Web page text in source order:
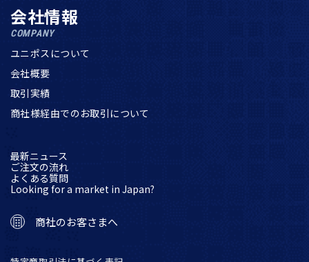
会社情報
COMPANY
ユニポスについて
会社概要
取引実績
商社様経由でのお取引について
最新ニュース
ご注文の流れ
よくある質問
Looking for a market in Japan?
商社のお客さまへ